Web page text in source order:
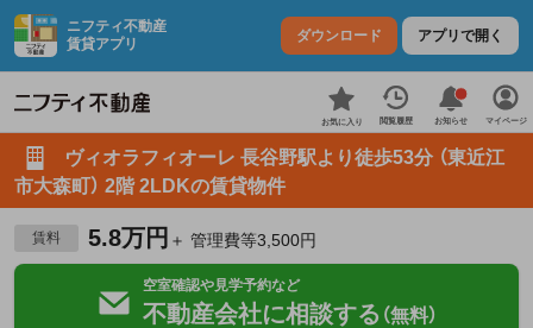
ニフティ不動産
賃貸アプリ
ダウンロード アプリで開く
お気に入り 閲覧履歴 お知らせ マイページ
ヴィオラフィオーレ 長谷野駅より徒歩53分 （東近江
市大森町） 2階 2LDKの賃貸物件
賃料 5.8万円 ＋ 管理費等3,500円
空室確認や見学予約など
不動産会社に相談する （無料）